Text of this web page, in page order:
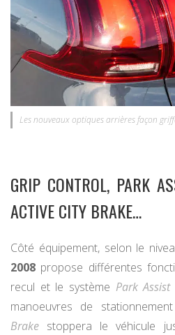
Les nouveaux optiques arrières façon
GRIP CONTROL, PARK
ACTIVE CITY BRAKE…
Côté équipement, selon le
2008 propose différentes
recul et le système Park Assist
manoeuvres de
Brake stoppera le véhicule